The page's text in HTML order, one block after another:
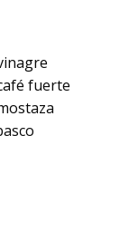
fuerte